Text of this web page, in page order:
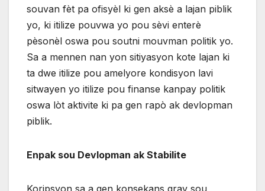
souvan fèt pa ofisyèl ki gen aksè a lajan piblik
yo, ki itilize pouvwa yo pou sèvi enterè
pèsonèl oswa pou soutni mouvman politik yo.
Sa a mennen nan yon sitiyasyon kote lajan ki
ta dwe itilize pou amelyore kondisyon lavi
sitwayen yo itilize pou finanse kanpay politik
oswa lòt aktivite ki pa gen rapò ak devlopman
piblik.
Enpak sou Devlopman ak Stabilite